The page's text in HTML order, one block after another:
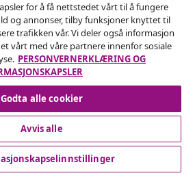
er et nettsted av vidaXL
for å få nettstedet vårt til å fungere
og annonser, tilby funksjoner knyttet til
trafikken vår. Vi deler også informasjon
vårt med våre partnere innenfor sosiale
PERSONVERNERKLÆRING OG
Godta alle cookier
Avvis alle